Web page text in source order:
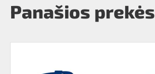
Panašios prekės